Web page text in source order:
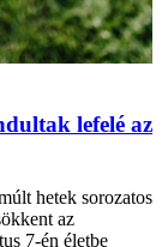
lefelé az
hetek sorozatos
az
7-én életbe